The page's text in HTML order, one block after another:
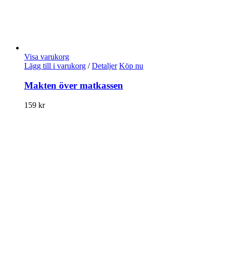
Visa varukorg
Lägg till i varukorg / Detaljer Köp nu
Makten över matkassen
159 kr